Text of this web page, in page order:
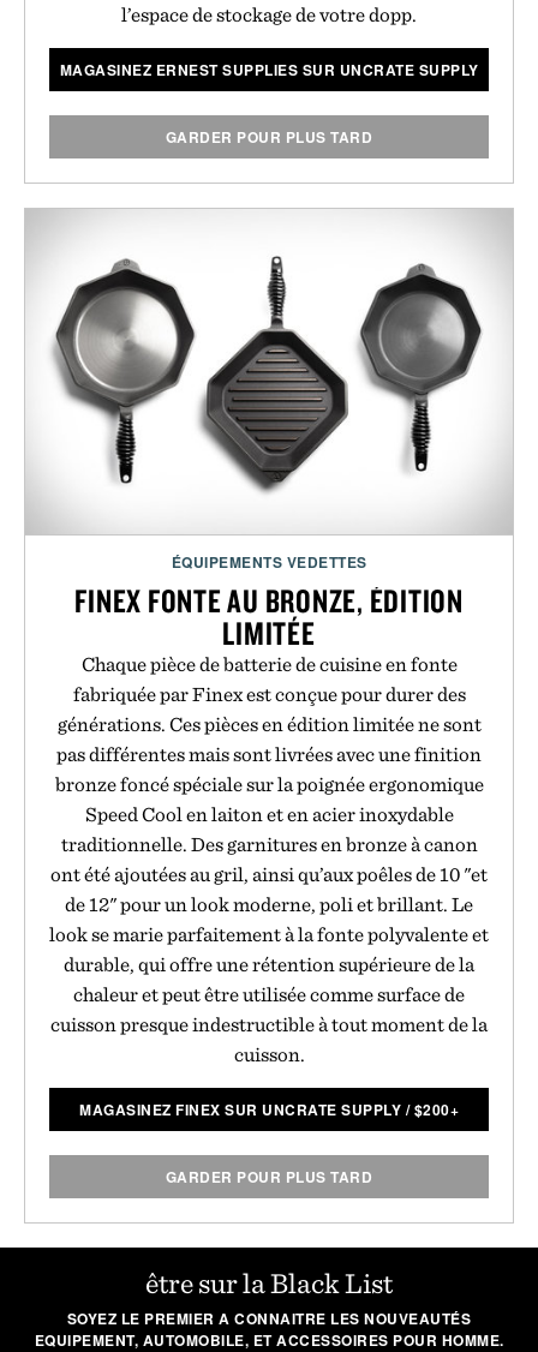
l’espace de stockage de votre dopp.
MAGASINEZ ERNEST SUPPLIES SUR UNCRATE SUPPLY
GARDER POUR PLUS TARD
ÉQUIPEMENTS VEDETTES
FINEX FONTE AU BRONZE, ÉDITION
LIMITÉE
Chaque pièce de batterie de cuisine en fonte
fabriquée par Finex est conçue pour durer des
générations. Ces pièces en édition limitée ne sont
pas différentes mais sont livrées avec une finition
bronze foncé spéciale sur la poignée ergonomique
Speed Cool en laiton et en acier inoxydable
traditionnelle. Des garnitures en bronze à canon
ont été ajoutées au gril, ainsi qu’aux poêles de 10 "et
de 12" pour un look moderne, poli et brillant. Le
look se marie parfaitement à la fonte polyvalente et
durable, qui offre une rétention supérieure de la
chaleur et peut être utilisée comme surface de
cuisson presque indestructible à tout moment de la
cuisson.
MAGASINEZ FINEX SUR UNCRATE SUPPLY /$200+
GARDER POUR PLUS TARD
être sur la Black List
SOYEZ LE PREMIER A CONNAITRE LES NOUVEAUTÉS
EQUIPEMENT, AUTOMOBILE, ET ACCESSOIRES POUR HOMME.